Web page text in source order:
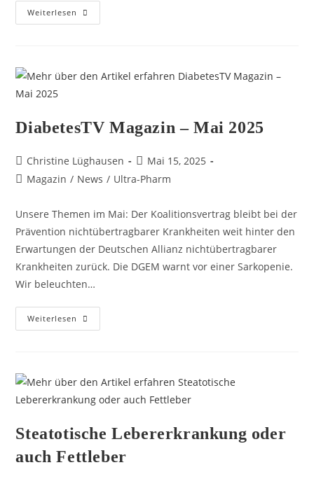
Weiterlesen
DiabetesTV Magazin – Mai 2025
Christine Lüghausen
Mai 15, 2025
Magazin / News / Ultra-Pharm
Unsere Themen im Mai: Der Koalitionsvertrag bleibt bei der
Prävention nichtübertragbarer Krankheiten weit hinter den
Erwartungen der Deutschen Allianz nichtübertragbarer
Krankheiten zurück. Die DGEM warnt vor einer Sarkopenie.
Wir beleuchten…
Weiterlesen
Steatotische Lebererkrankung oder
auch Fettleber